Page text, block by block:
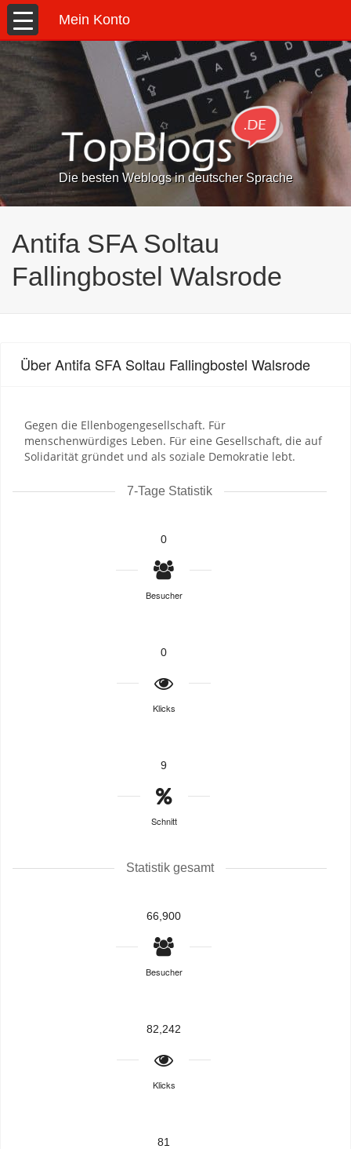
Mein Konto
Die besten Weblogs in deutscher Sprache
Antifa SFA Soltau
Fallingbostel Walsrode
Über Antifa SFA Soltau Fallingbostel Walsrode
Gegen die Ellenbogengesellschaft. Für
menschenwürdiges Leben. Für eine Gesellschaft, die auf
Solidarität gründet und als soziale Demokratie lebt.
7-Tage Statistik
0
Besucher
0
Klicks
9
Schnitt
Statistik gesamt
66,900
Besucher
82,242
Klicks
81